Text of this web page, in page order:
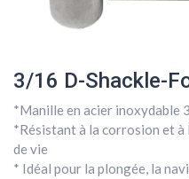
3/16 D-Shackle-
*Manille en acier inoxydable
*Résistant à la corrosion et
de vie
* Idéal pour la plongée, la